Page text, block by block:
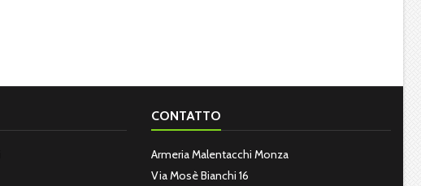
CONTATTO
Armeria Malentacchi Monza
Via Mosè Bianchi 16